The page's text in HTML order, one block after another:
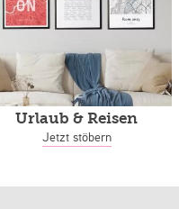
Urlaub & Reisen
Jetzt stöbern